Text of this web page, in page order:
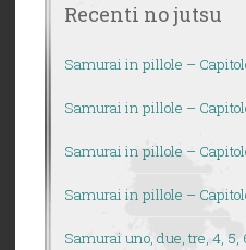
Recenti no jutsu
Samurai in pillole –
Samurai in pillole –
Samurai in pillole –
Samurai in pillole –
Samurai uno, due, tre, 4, 5,